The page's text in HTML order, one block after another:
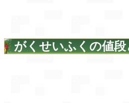
がくせいふくの値段